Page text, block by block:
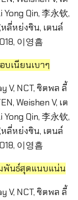
บเนียนเบาๆ
พันธ์สุดแนบแน่น